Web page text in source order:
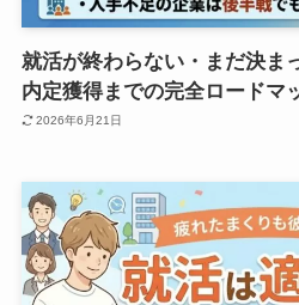
就活が終わらない・まだ決ま
内定獲得までの完全ロードマ
2026年6月21日